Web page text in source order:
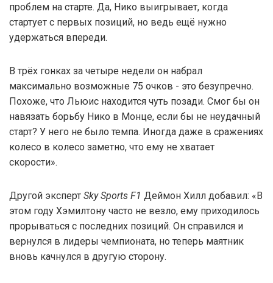
проблем на старте. Да, Нико выигрывает, когда
стартует с первых позиций, но ведь ещё нужно
удержаться впереди.
В трёх гонках за четыре недели он набрал
максимально возможные 75 очков - это безупречно.
Похоже, что Льюис находится чуть позади. Смог бы он
навязать борьбу Нико в Монце, если бы не неудачный
старт? У него не было темпа. Иногда даже в сражениях
колесо в колесо заметно, что ему не хватает
скорости».
Другой эксперт Sky Sports F1 Деймон Хилл добавил: «В
этом году Хэмилтону часто не везло, ему приходилось
прорываться с последних позиций. Он справился и
вернулся в лидеры чемпионата, но теперь маятник
вновь качнулся в другую сторону.